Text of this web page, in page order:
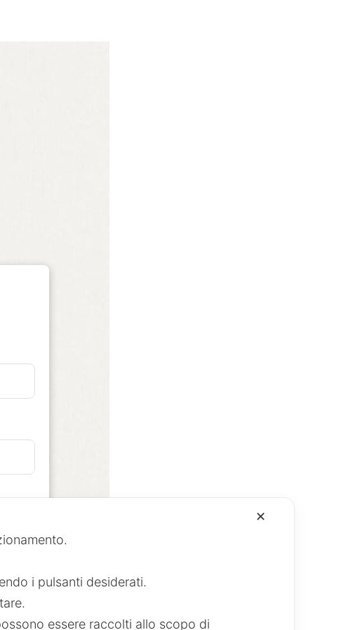
✕
i pulsanti desiderati.
essere raccolti allo scopo di